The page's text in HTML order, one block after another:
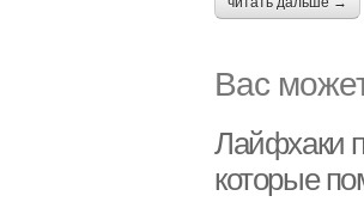
Вас
Лайфхаки
которые